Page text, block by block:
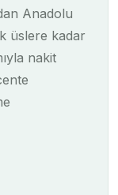
Anadolu
üslere kadar
nakit